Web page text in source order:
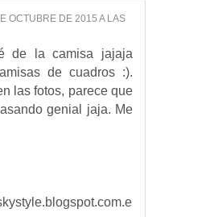
OCTUBRE DE 2015 A LAS
de la camisa jajaja
de cuadros :).
las fotos, parece que
genial jaja. Me